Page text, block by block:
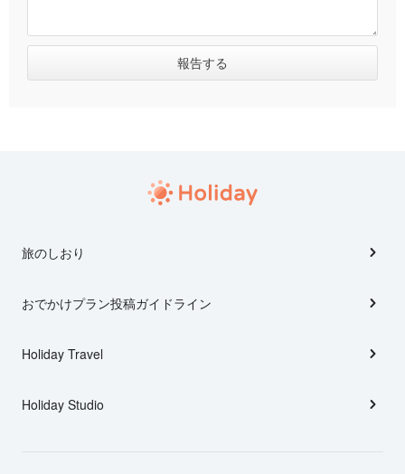
旅のしおり
おでかけプラン投稿ガイドライン
Holiday Travel
Holiday Studio